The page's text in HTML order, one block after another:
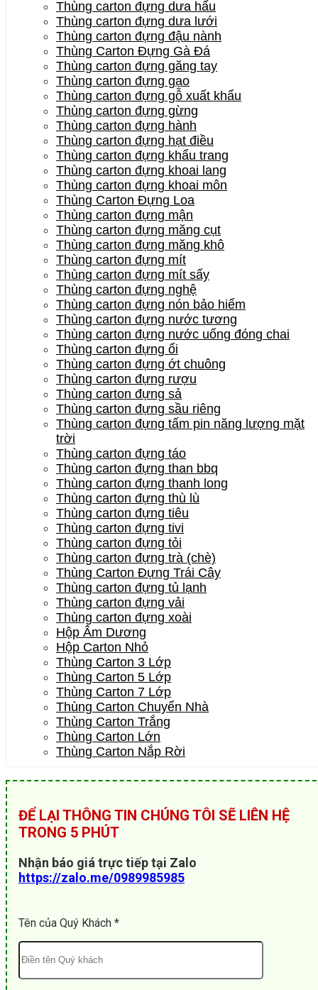
Thùng carton đựng dưa hấu
Thùng carton đựng dưa lưới
Thùng carton đựng đậu nành
Thùng Carton Đựng Gà Đá
Thùng carton đựng găng tay
Thùng carton đựng gạo
Thùng carton đựng gỗ xuất khẩu
Thùng carton đựng gừng
Thùng carton đựng hành
Thùng carton đựng hạt điều
Thùng carton đựng khẩu trang
Thùng carton đựng khoai lang
Thùng carton đựng khoai môn
Thùng Carton Đựng Loa
Thùng carton đựng mận
Thùng carton đựng măng cụt
Thùng carton đựng măng khô
Thùng carton đựng mít
Thùng carton đựng mít sấy
Thùng carton đựng nghệ
Thùng carton đựng nón bảo hiểm
Thùng carton đựng nước tương
Thùng carton đựng nước uống đóng chai
Thùng carton đựng ổi
Thùng carton đựng ớt chuông
Thùng carton đựng rượu
Thùng carton đựng sả
Thùng carton đựng sầu riêng
Thùng carton đựng tấm pin năng lượng mặt
trời
Thùng carton đựng táo
Thùng carton đựng than bbq
Thùng carton đựng thanh long
Thùng carton đựng thù lù
Thùng carton đựng tiêu
Thùng carton đựng tivi
Thùng carton đựng tỏi
Thùng carton đựng trà (chè)
Thùng Carton Đựng Trái Cây
Thùng carton đựng tủ lạnh
Thùng carton đựng vải
Thùng carton đựng xoài
Hộp Âm Dương
Hộp Carton Nhỏ
Thùng Carton 3 Lớp
Thùng Carton 5 Lớp
Thùng Carton 7 Lớp
Thùng Carton Chuyển Nhà
Thùng Carton Trắng
Thùng Carton Lớn
Thùng Carton Nắp Rời
ĐỂ LẠI THÔNG TIN CHÚNG TÔI SẼ LIÊN HỆ
TRONG 5 PHÚT
Nhận báo giá trực tiếp tại Zalo
https://zalo.me/0989985985
Tên của Quý Khách *